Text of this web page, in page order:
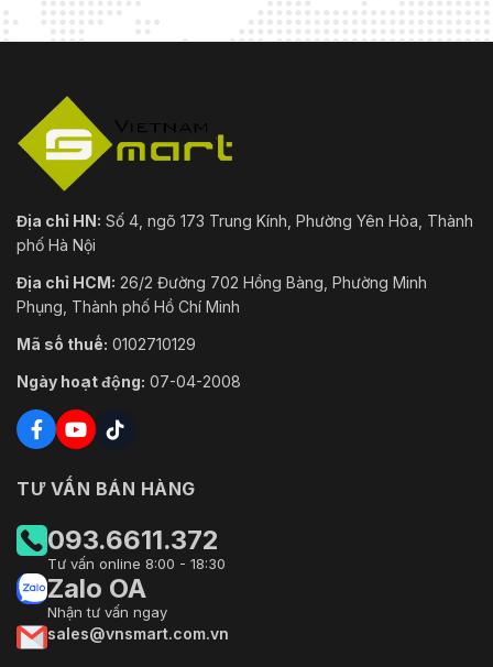
Địa chỉ HN: Số 4, ngõ 173 Trung Kính, Phường Yên Hòa, Thành
phố Hà Nội
Địa chỉ HCM: 26/2 Đường 702 Hồng Bàng, Phường Minh
Phụng, Thành phố Hồ Chí Minh
Mã số thuế: 0102710129
Ngày hoạt động: 07-04-2008
TƯ VẤN BÁN HÀNG
093.6611.372
Tư vấn online 8:00 - 18:30
Zalo OA
Nhận tư vấn ngay
sales@vnsmart.com.vn